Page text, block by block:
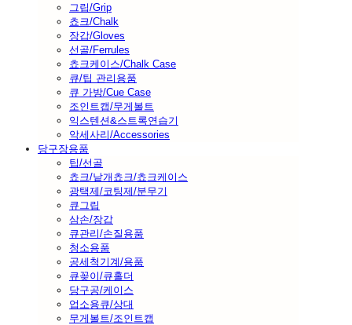
그립/Grip
쵸크/Chalk
장갑/Gloves
선골/Ferrules
쵸크케이스/Chalk Case
큐/팁 관리용품
큐 가방/Cue Case
조인트캡/무게볼트
익스텐션&스트록연습기
악세사리/Accessories
당구장용품
팁/선골
쵸크/낱개쵸크/쵸크케이스
광택제/코팅제/분무기
큐그립
삼손/장갑
큐관리/손질용품
청소용품
공세척기계/용품
큐꽂이/큐홀더
당구공/케이스
업소용큐/상대
무게볼트/조인트캡